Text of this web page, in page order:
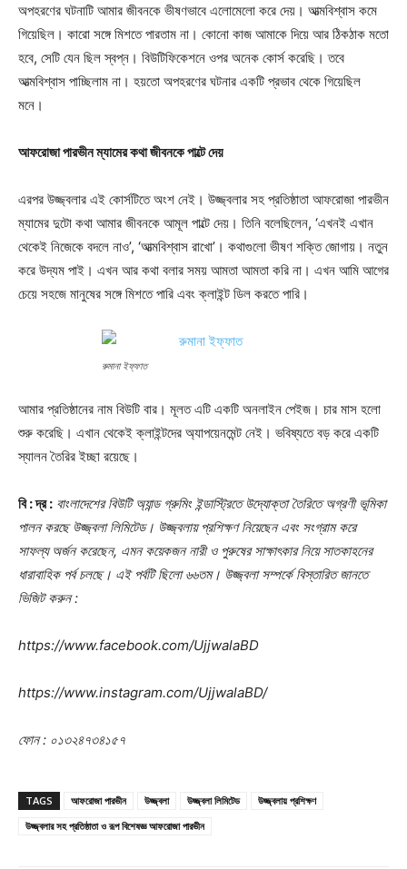
অপহরণের ঘটনাটি আমার জীবনকে ভীষণভাবে এলোমেলো করে দেয়। আত্মবিশ্বাস কমে
গিয়েছিল। কারো সঙ্গে মিশতে পারতাম না। কোনো কাজ আমাকে দিয়ে আর ঠিকঠাক মতো
হবে, সেটি যেন ছিল স্বপ্ন। বিউটিফিকেশনে ওপর অনেক কোর্স করেছি। তবে
আত্মবিশ্বাস পাচ্ছিলাম না। হয়তো অপহরণের ঘটনার একটি প্রভাব থেকে গিয়েছিল
মনে।
আফরোজা পারভীন ম্যামের কথা জীবনকে পাল্টে দেয়
এরপর উজ্জ্বলার এই কোর্সটিতে অংশ নেই। উজ্জ্বলার সহ প্রতিষ্ঠাতা আফরোজা পারভীন
ম্যামের দুটো কথা আমার জীবনকে আমূল পাল্টে দেয়। তিনি বলেছিলেন, ‘এখনই এখান
থেকেই নিজেকে বদলে নাও’, ‘আত্মবিশ্বাস রাখো’। কথাগুলো ভীষণ শক্তি জোগায়। নতুন
করে উদ্যম পাই। এখন আর কথা বলার সময় আমতা আমতা করি না। এখন আমি আগের
চেয়ে সহজে মানুষের সঙ্গে মিশতে পারি এবং ক্লাইন্ট ডিল করতে পারি।
রুমানা ইফ্ফাত
আমার প্রতিষ্ঠানের নাম বিউটি বার। মূলত এটি একটি অনলাইন পেইজ। চার মাস হলো
শুরু করেছি। এখান থেকেই ক্লাইন্টদের অ্যাপয়েনমেন্ট নেই। ভবিষ্যতে বড় করে একটি
স্যালন তৈরির ইচ্ছা রয়েছে।
বি : দ্র : বাংলাদেশের বিউটি অ্যান্ড গ্রুমিং ইন্ডাস্ট্রিতে উদ্যোক্তা তৈরিতে অগ্রণী ভূমিকা
পালন করছে উজ্জ্বলা লিমিটেড। উজ্জ্বলায় প্রশিক্ষণ নিয়েছেন এবং সংগ্রাম করে
সাফল্য অর্জন করেছেন, এমন কয়েকজন নারী ও পুরুষের সাক্ষাৎকার নিয়ে সাতকাহনের
ধারাবাহিক পর্ব চলছে। এই পর্বটি ছিলো ৬৬তম। উজ্জ্বলা সম্পর্কে বিস্তারিত জানতে
ভিজিট করুন :
https://www.facebook.com/UjjwalaBD
https://www.instagram.com/UjjwalaBD/
ফোন : ০১৩২৪৭৩৪১৫৭
TAGS আফরোজা পারভীন উজ্জ্বলা উজ্জ্বলা লিমিটেড
উজ্জ্বলায় প্রশিক্ষণ
উজ্জ্বলার সহ প্রতিষ্ঠাতা ও রূপ বিশেষজ্ঞ আফরোজা পারভীন